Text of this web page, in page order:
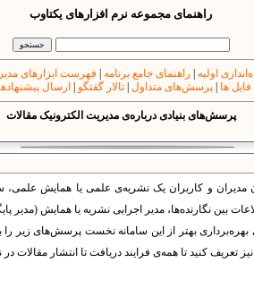
راهنمای مجموعه نرم افزارهای یکتاوب
اولیه راهنمای جامع برنامه فهرست ابزارهای
ها پرسش‌های متداول تالار گفتگو ارسال
پرسش‌های بنیادی درباره‌ی مدیریت الکترونیک مقالات
و کاربران یک نشریه‌ی علمی یا همایش علمی،
بین نگارنده‌ها، مدیر اجرایی نشریه یا همایش (مدیر
بهره‌برداری بهتر از این سامانه نخست پرسش‌های زیر
تعریف کنید تا همه‌ی فرایند دریافت تا انتشار